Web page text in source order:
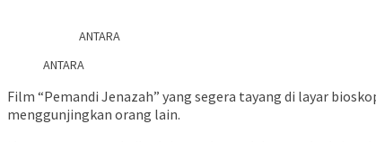
ANTARA
ANTARA
Film “Pemandi Jenazah” yang segera tayang di layar
menggunjingkan orang lain.